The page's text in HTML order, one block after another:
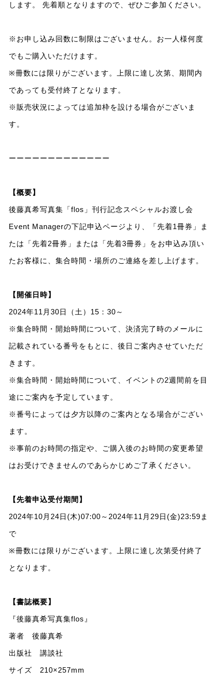
します。 先着順となりますので、ぜひご参加ください。
※お申し込み回数に制限はございません。お一人様何度
でもご購入いただけます。
※冊数には限りがございます。上限に達し次第、期間内
であっても受付終了となります。
※販売状況によっては追加枠を設ける場合がございま
す。
ーーーーーーーーーーーーー
【概要】
後藤真希写真集「flos」刊行記念スペシャルお渡し会
Event Managerの下記申込ページより、「先着1冊券」ま
たは「先着2冊券」または「先着3冊券」をお申込み頂い
たお客様に、集合時間・場所のご連絡を差し上げます。
【開催日時】
2024年11月30日（土）15：30～
※集合時間・開始時間について、決済完了時のメールに
記載されている番号をもとに、後日ご案内させていただ
きます。
※集合時間・開始時間について、イベントの2週間前を目
途にご案内を予定しています。
※番号によっては夕方以降のご案内となる場合がござい
ます。
※事前のお時間の指定や、ご購入後のお時間の変更希望
はお受けできませんのであらかじめご了承ください。
【先着申込受付期間】
2024年10月24日(木)07:00～2024年11月29日(金)23:59ま
で
※冊数には限りがございます。上限に達し次第受付終了
となります。
【書誌概要】
『後藤真希写真集flos』
著者 後藤真希
出版社 講談社
サイズ 210×257mm